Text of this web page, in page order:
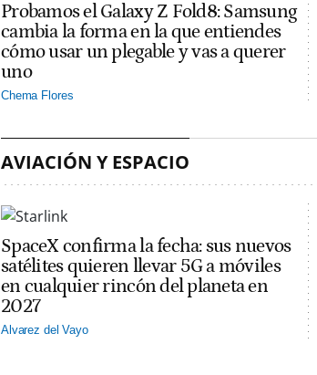
Probamos el Galaxy Z Fold8: Samsung
cambia la forma en la que entiendes
cómo usar un plegable y vas a querer
uno
Chema Flores
AVIACIÓN Y ESPACIO
SpaceX confirma la fecha: sus nuevos
satélites quieren llevar 5G a móviles
en cualquier rincón del planeta en
2027
Alvarez del Vayo